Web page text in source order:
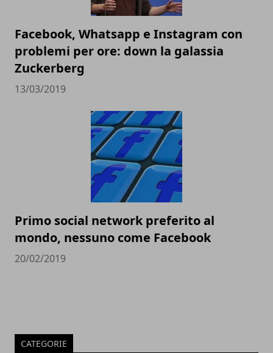
Facebook, Whatsapp e Instagram con
problemi per ore: down la galassia
Zuckerberg
13/03/2019
Primo social network preferito al
mondo, nessuno come Facebook
20/02/2019
CATEGORIE